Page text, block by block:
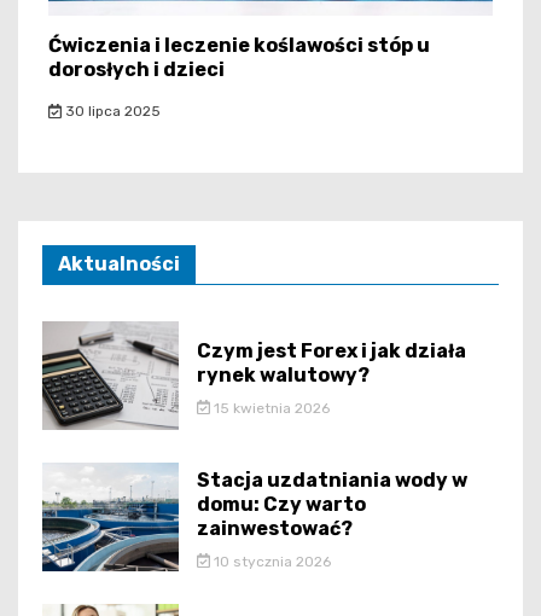
Ćwiczenia i leczenie koślawości stóp u
dorosłych i dzieci
30 lipca 2025
Aktualności
Czym jest Forex i jak działa
rynek walutowy?
15 kwietnia 2026
Stacja uzdatniania wody w
domu: Czy warto
zainwestować?
10 stycznia 2026